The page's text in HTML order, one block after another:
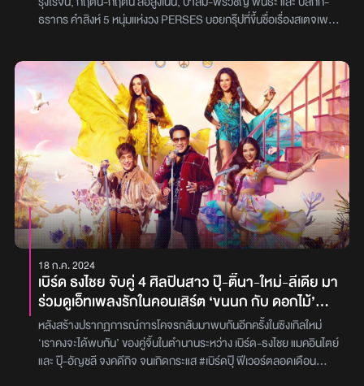
ธรากร คำสิงห์ 5 หนุ่มแห่งวง PERSES บอยกรุ๊ปที่ขึ้นชื่อเรื่องสเตจเพ
ร่วมในงาน T-POP Showcase Tokyo 2024 ซึ่งจัดขึ้น ณ Zepp
Shinjuku โตเกียว ประเทศญี่ปุ่นการเดินทางไปเยือนดินแดนอาทิตย์
อุทัยรอบนี้ PERSES ได้โชว์ความสามารถ และเสน่ห์แรงเกินต้านผ่าน
การแสดงร้องและเต้นที่ยังคงความแข็งแรง ประทับใจแฟนเพลงและ
สื่อมวลชนที่ประเทศญี่ปุ่นมากมาย ถือว่าเป็นอีกหนึ่งก้าวใหญ่ที่ไม่
ธรรมดาของ PERSES บนเวทีระดับนานาชาติ เพราะพวกเขาได้รับคำ
ชื่นชมอย่างล้นหลามโดยแฟน ๆ สามารถรอติดตามชมบรรยากาศ
ความสนุกของงาน T-POP Showcase Tokyo 2024 ผ่าน VLOG
เบื้องหลังการเดินทางครั้งพิเศษของพวกเขาได้ที่โซเชียลมีเดียของ
G’NEST เร็ว ๆ นี้ภาพ : G’NEST
18 ก.ค. 2024
เบิร์ด ธงไชย จับคู่ 4 ศิลปินสาว ปุ๊-ติ๊นา-ใหม่-ลีเดีย มา
ร่วมดูเอ็ทเพลงรักในคอนเสิร์ต ‘ขนนก กับ ดอกไม้’
ตอน ‘DREAM FOR LOVE’
หลังสร้างปรากฏการณ์การโคจรกลับมาพบกันอีกครั้งในซิงเกิลใหม่
‘เราคงจะได้พบกัน’ ของคู่จิ้นในตำนานระหว่าง เบิร์ด-ธงไชย แมคอินไตย์
และ ปุ๊-อัญชลี จงคดีกิจ จนเกิดกระแส #เบิร์ดปุ๊ ฟีเวอร์ตลอดเดือน